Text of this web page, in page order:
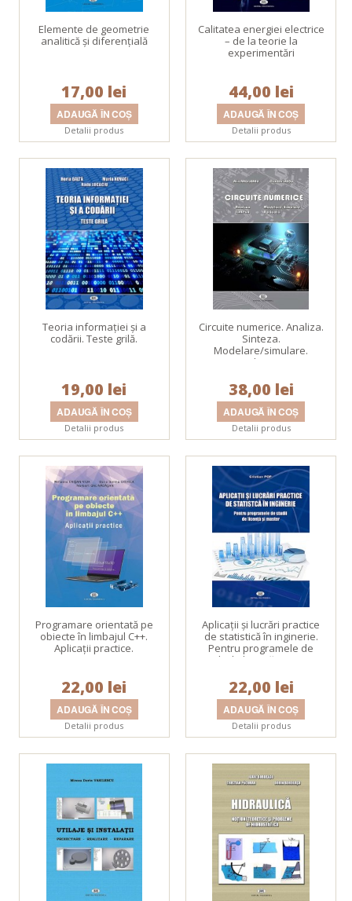
Elemente de geometrie
analitică şi diferenţială
17,00 lei
Detalii produs
Calitatea energiei electrice
– de la teorie la
experimentări
44,00 lei
Detalii produs
Teoria informaţiei şi a
codării. Teste grilă.
19,00 lei
Detalii produs
Circuite numerice. Analiza.
Sinteza.
Modelare/simulare.
Aplicaţii.
38,00 lei
Detalii produs
Programare orientată pe
obiecte în limbajul C++.
Aplicaţii practice.
22,00 lei
Detalii produs
Aplicaţii şi lucrări practice
de statistică în inginerie.
Pentru programele de
studii de licenţă şi master.
22,00 lei
Detalii produs